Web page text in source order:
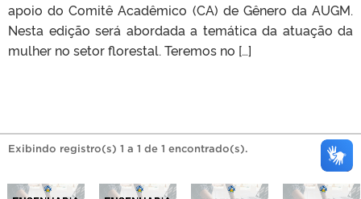
apoio do Comitê Acadêmico (CA) de Gênero da AUGM.
Nesta edição será abordada a temática da atuação da
mulher no setor florestal. Teremos no […]
Exibindo registro(s) 1 a 1 de 1 encontrado(s).